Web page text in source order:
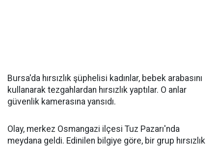
Bursa'da hırsızlık şüphelisi kadınlar, bebek arabasını
kullanarak tezgahlardan hırsızlık yaptılar. O anlar
güvenlik kamerasına yansıdı.
Olay, merkez Osmangazi ilçesi Tuz Pazarı'nda
meydana geldi. Edinilen bilgiye göre, bir grup hırsızlık